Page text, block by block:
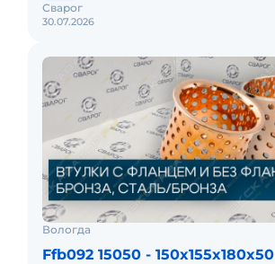
30.07.2026
Сварог
Вологда
Ffb092 15050 - 150x155x180x50